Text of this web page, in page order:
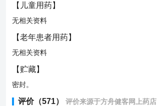
【 儿童用药】
无相关资料
【老年患者用药】
无相关资料
【 贮藏】
密封。
评价（571） 评价来源于方舟健客网上药店